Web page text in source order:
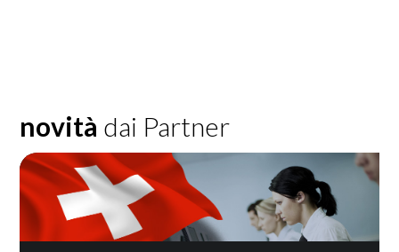
novità dai Partner